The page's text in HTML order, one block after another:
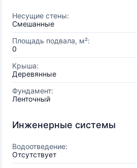
Несущие стены:
Смешанные
Площадь подвала, м²:
0
Крыша:
Деревянные
Фундамент:
Ленточный
Инженерные системы
Водоотведение:
Отсутствует